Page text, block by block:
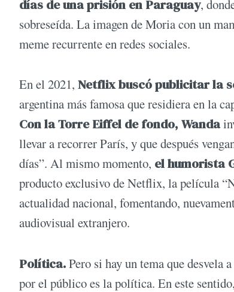
días de una prisión en Paraguay,
sobreseída. La imagen de Moria con un
meme recurrente en redes sociales.
En el 2021, Netflix buscó publicitar la
argentina más famosa que residiera en la
Con la Torre Eiffel de fondo, Wanda
llevar a recorrer París, y que después
días”. Al mismo momento, el humorista
producto exclusivo de Netflix, la película
actualidad nacional, fomentando,
audiovisual extranjero.
Política.Pero si hay un tema que desvela
por el público es la política. En este